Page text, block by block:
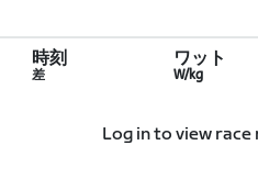
時刻
差
ワット
W/kg
Log in to view race